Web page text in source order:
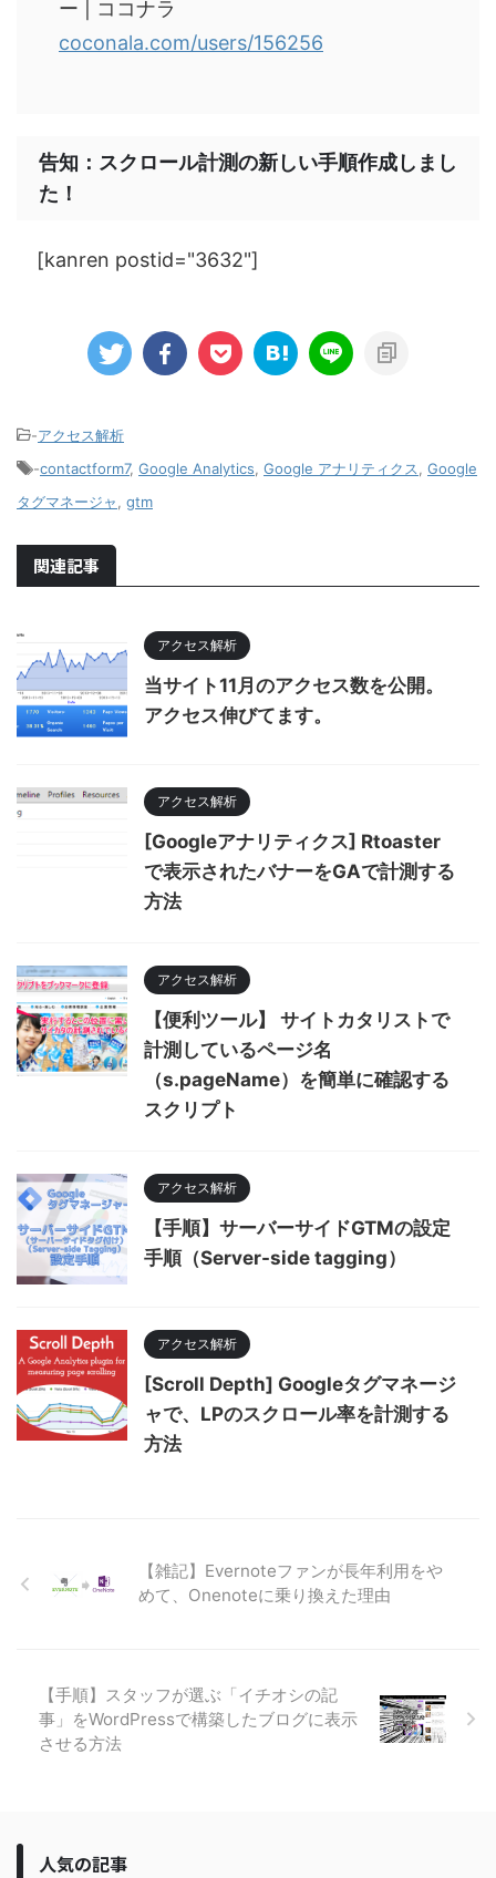
ー | ココナラ
coconala.com/users/156256
告知：スクロール計測の新しい手順作成しまし
た！
[kanren postid="3632"]
-アクセス解析
-contactform7, Google Analytics Google アナリティクス
Google
タグマネージャ
gtm
関連記事
アクセス解析
当サイト11月のアクセス数を公開。
アクセス伸びてます。
アクセス解析
[Googleアナリティクス] Rtoaster
で表示されたバナーをGAで計測する
方法
アクセス解析
【便利ツール】 サイトカタリストで
計測しているページ名
（s.pageName）を簡単に確認する
スクリプト
アクセス解析
【手順】サーバーサイドGTMの設定
手順（Server-side tagging）
アクセス解析
[Scroll Depth] Googleタグマネージ
ャで、LPのスクロール率を計測する
方法
【雑記】Evernoteファンが長年利用をや
めて、Onenoteに乗り換えた理由
【手順】スタッフが選ぶ「イチオシの記
事」をWordPressで構築したブログに表示
させる方法
人気の記事